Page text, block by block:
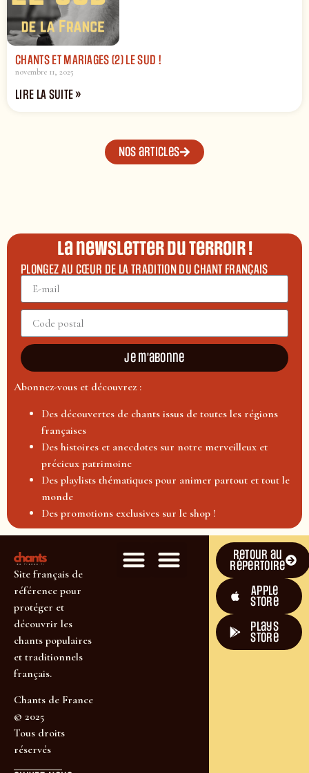
CHANTS ET MARIAGES (2) LE SUD !
novembre 11, 2025
LIRE LA SUITE »
Nos articles
La newsletter du terroir !
PLONGEZ AU CŒUR DE LA TRADITION DU CHANT FRANÇAIS
Je m'abonne
Abonnez-vous et découvrez :
Des découvertes de chants issus de toutes les régions
françaises
Des histoires et anecdotes sur notre merveilleux et
précieux patrimoine
Des playlists thématiques pour animer partout et tout le
monde
Des promotions exclusives sur le shop !
Site français de
référence pour
protéger et
découvrir les
chants populaires
et traditionnels
français.
Chants de France
© 2025
Tous droits
réservés
Retour au
répertoire
Apple
Store
plays
store